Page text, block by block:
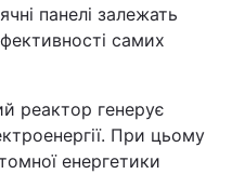
панелі залежать
самих
реактор генерує
При цьому
енергетики